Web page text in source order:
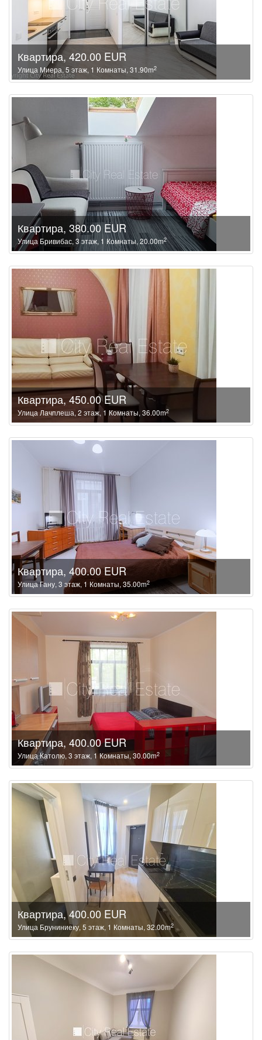
Квартира, 420.00 EUR
Улица Миера, 5 этаж, 1 Комнаты, 31.90m2
Квартира, 380.00 EUR
Улица Бривибас, 3 этаж, 1 Комнаты, 20.00m2
Квартира, 450.00 EUR
Улица Лачплеша, 2 этаж, 1 Комнаты, 36.00m2
Квартира, 400.00 EUR
Улица Гану, 3 этаж, 1 Комнаты, 35.00m2
Квартира, 400.00 EUR
Улица Католю, 3 этаж, 1 Комнаты, 30.00m2
Квартира, 400.00 EUR
Улица Бруниниеку, 5 этаж, 1 Комнаты, 32.00m2